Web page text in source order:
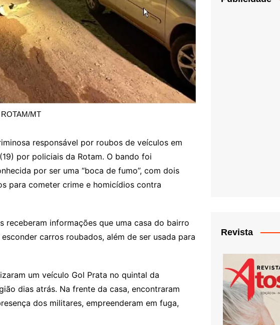
ROTAM/MT
responsável por roubos de veículos em
por policiais da Rotam. O bando foi
por ser uma “boca de fumo”, com dois
para cometer crime e homicídios contra
receberam informações que uma casa do bairro
carros roubados, além de ser usada para
um veículo Gol Prata no quintal da
dias atrás. Na frente da casa, encontraram
dos militares, empreenderam em fuga,
Revista